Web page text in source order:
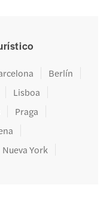
Berlín
Lisboa
Praga
Nueva York